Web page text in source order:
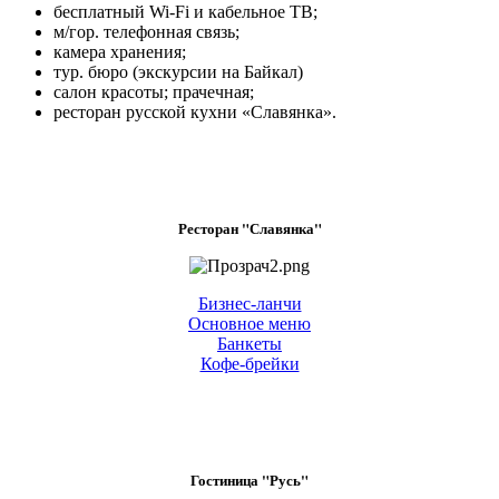
бесплатный Wi-Fi и кабельное ТВ;
м/гор. телефонная связь;
камера хранения;
тур. бюро (экскурсии на Байкал)
салон красоты; прачечная;
ресторан русской кухни «Славянка».
Ресторан "Славянка"
Бизнес-ланчи
Основное меню
Банкеты
Кофе-брейки
Гостиница "Русь"